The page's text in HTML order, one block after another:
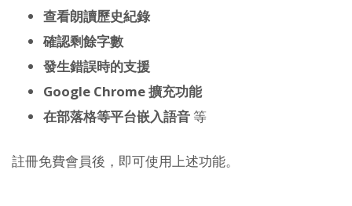
查看朗讀歷史紀錄
確認剩餘字數
發生錯誤時的支援
Google Chrome 擴充功能
在部落格等平台嵌入語音等
註冊免費會員後，即可使用上述功能。